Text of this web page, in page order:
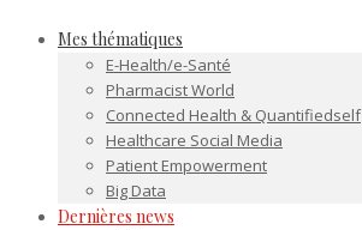
Mes thématiques
E-Health/e-Santé
Pharmacist World
Connected Health & Quantifiedself
Healthcare Social Media
Patient Empowerment
Big Data
Dernières news